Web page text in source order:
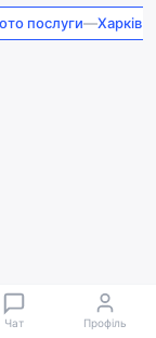
послуги—Харків
Чат Профіль